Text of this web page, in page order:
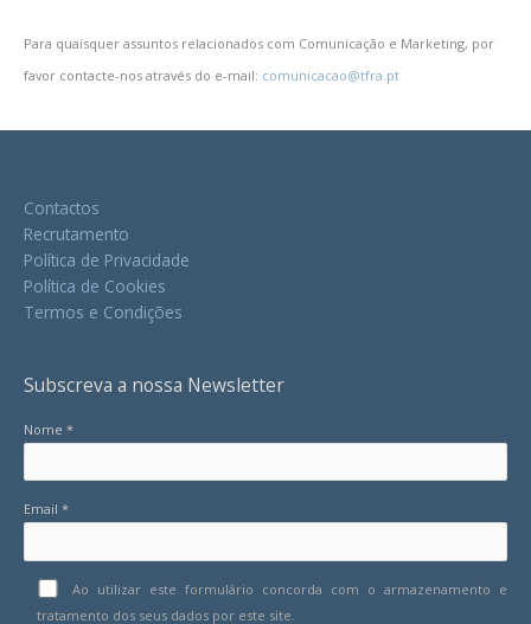
Para quaisquer assuntos relacionados com Comunicação e Marketing, por
favor contacte-nos através do e-mail: comunicacao@tfra.pt
Contactos
Recrutamento
Política de Privacidade
Política de Cookies
Termos e Condições
Subscreva a nossa Newsletter
Nome *
Email *
Ao utilizar este formulário concorda com o armazenamento e
tratamento dos seus dados por este site.